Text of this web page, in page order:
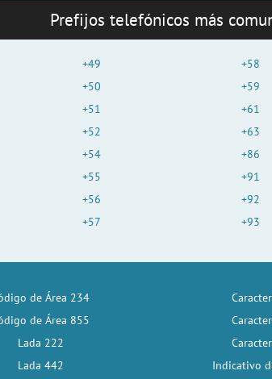
Prefijos telefónicos más
+49
+50
+51
+52
+54
+55
+56
+57
+58
+59
+61
+63
+86
+91
+92
+93
de Área 234
de Área 855
Lada 222
Lada 442
Indicativo